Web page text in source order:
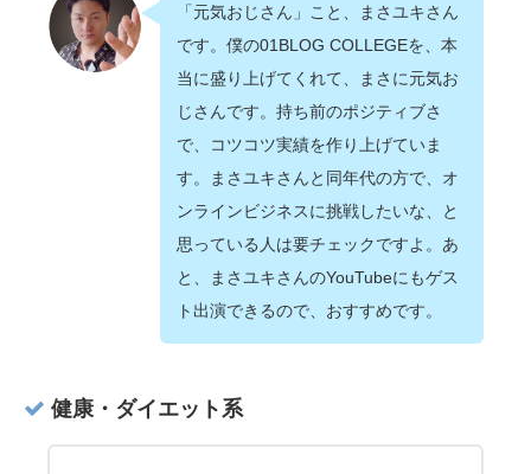
「元気おじさん」こと、まさユキさん
です。僕の01BLOG COLLEGEを、本
当に盛り上げてくれて、まさに元気お
じさんです。持ち前のポジティブさ
で、コツコツ実績を作り上げていま
す。まさユキさんと同年代の方で、オ
ンラインビジネスに挑戦したいな、と
思っている人は要チェックですよ。あ
と、まさユキさんのYouTubeにもゲス
ト出演できるので、おすすめです。
健康・ダイエット系